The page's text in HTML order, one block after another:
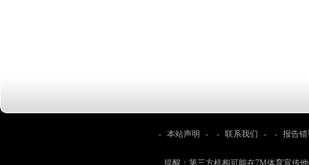
- 本站声明 - - 联系我们 - - 报告
提醒：第三方机构可能在7M体育宣传